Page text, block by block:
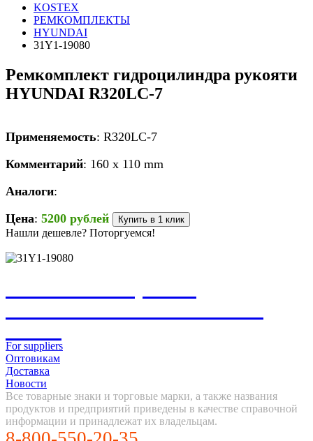
KOSTEX
РЕМКОМПЛЕКТЫ
HYUNDAI
31Y1-19080
Ремкомплект гидроцилиндра рукояти
HYUNDAI R320LC-7
Применяемость: R320LC-7
Комментарий: 160 x 110 mm
Аналоги:
Цена: 5200 рублей Купить в 1 клик
Нашли дешевле? Поторгуемся!
For suppliers
Оптовикам
Доставка
Новости
Все товарные знаки и торговые марки, а также названия
продуктов и предприятий приведены в качестве справочной
информации и принадлежат их владельцам.